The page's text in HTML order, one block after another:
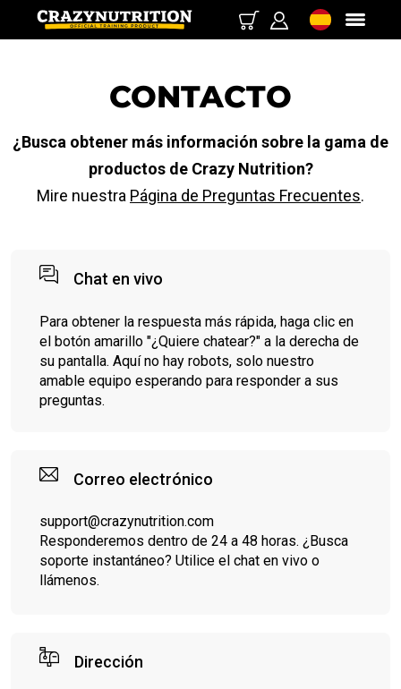
CONTACTO
¿Busca obtener más información sobre la gama de
productos de Crazy Nutrition?
Mire nuestra Página de Preguntas Frecuentes.
Chat en vivo
Para obtener la respuesta más rápida, haga clic en
el botón amarillo "¿Quiere chatear?" a la derecha de
su pantalla. Aquí no hay robots, solo nuestro
amable equipo esperando para responder a sus
preguntas.
Correo electrónico
support@crazynutrition.com
Responderemos dentro de 24 a 48 horas. ¿Busca
soporte instantáneo? Utilice el chat en vivo o
llámenos.
Dirección